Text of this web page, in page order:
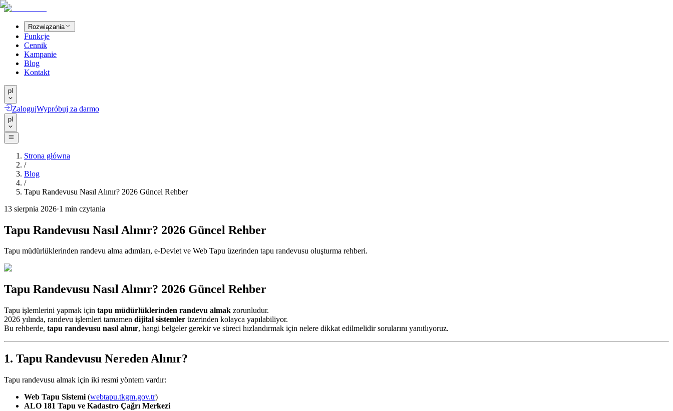
Rozwiązania
Funkcje
Cennik
Kampanie
Blog
Kontakt
pl
ZalogujWypróbuj za darmo
pl
Strona główna
/
Blog
/
Tapu Randevusu Nasıl Alınır? 2026 Güncel Rehber
13 sierpnia 2026·1 min czytania
Tapu Randevusu Nasıl Alınır? 2026 Güncel Rehber
Tapu müdürlüklerinden randevu alma adımları, e-Devlet ve Web Tapu üzerinden tapu randevusu oluşturma rehberi.
Tapu Randevusu Nasıl Alınır? 2026 Güncel Rehber
Tapu işlemlerini yapmak için tapu müdürlüklerinden randevu almak zorunludur.
2026 yılında, randevu işlemleri tamamen dijital sistemler üzerinden kolayca yapılabiliyor.
Bu rehberde, tapu randevusu nasıl alınır, hangi belgeler gerekir ve süreci hızlandırmak için nelere dikkat edilmelidir sorularını yanıtlıyoruz.
1. Tapu Randevusu Nereden Alınır?
Tapu randevusu almak için iki resmi yöntem vardır:
Web Tapu Sistemi (webtapu.tkgm.gov.tr)
ALO 181 Tapu ve Kadastro Çağrı Merkezi